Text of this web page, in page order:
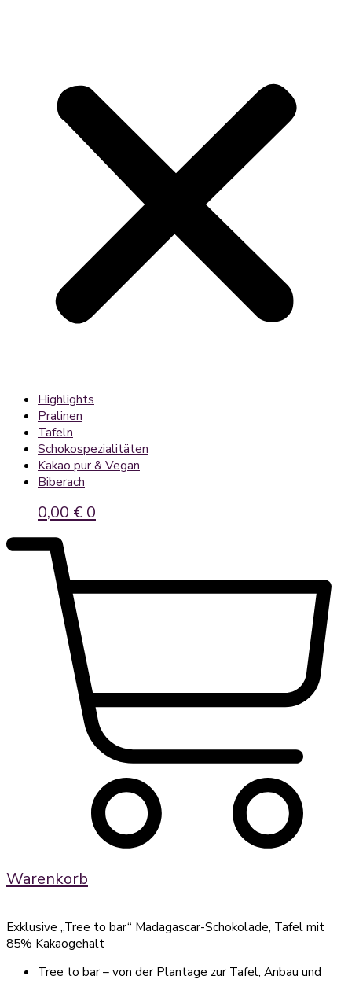
Highlights
Pralinen
Tafeln
Schokospezialitäten
Kakao pur & Vegan
Biberach
0,00 € 0
Warenkorb
Exklusive „Tree to bar“ Madagascar-Schokolade, Tafel mit
85% Kakaogehalt
Tree to bar – von der Plantage zur Tafel, Anbau und